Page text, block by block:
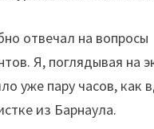
отвечал на вопросы
Я, поглядывая на
уже пару часов, как
из Барнаула.